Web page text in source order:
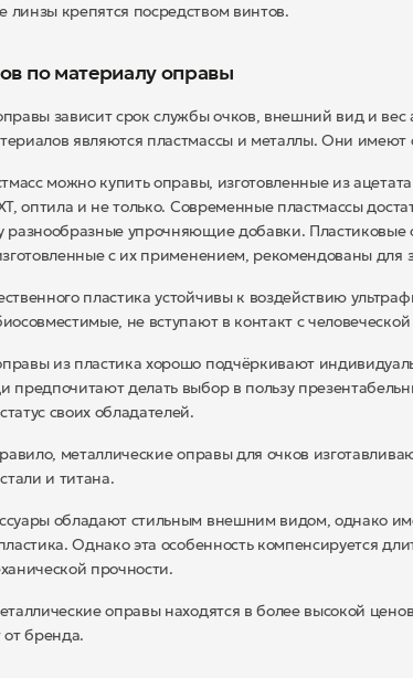
линзы крепятся посредством винтов.
по материалу оправы
зависит срок службы очков, внешний вид и
являются пластмассы и металлы. Они имеют
можно купить оправы, изготовленные из
оптила и не только. Современные пластмассы
разнообразные упрочняющие добавки.
с их применением, рекомендованы для
пластика устойчивы к воздействию
не вступают в контакт с
из пластика хорошо подчёркивают
предпочитают делать выбор в пользу
своих обладателей.
металлические оправы для очков
и титана.
обладают стильным внешним видом, однако
Однако эта особенность компенсируется
прочности.
оправы находятся в более высокой
от бренда.